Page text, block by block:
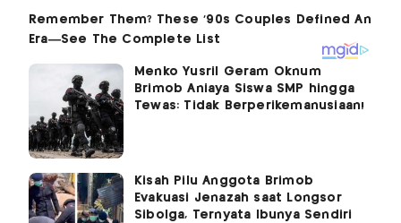
Menko Yusril Geram Oknum
Brimob Aniaya Siswa SMP hingga
Tewas: Tidak Berperikemanusiaan!
Kisah Pilu Anggota Brimob
Evakuasi Jenazah saat Longsor
Sibolga, Ternyata Ibunya Sendiri